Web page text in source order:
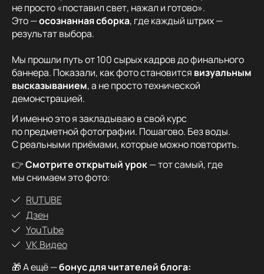
не просто «поставил свет, нажал и готово».
Это —осознанная сборка, где каждый штрих —
результат выбора.
Мы прошли путь от 100 сырых кадров до финального
баннера. Показали, как фото становится визуальным
высказыванием, а не просто технической
демонстрацией.
И именно это я закладываю в свой курс
по предметной фотографии. Пошагово. Без воды.
С реальными приёмами, которые можно повторить.
👉Смотрите открытый урок— тот самый, где
мы снимаем это фото:
RUTUBE
Дзен
YouTube
VK Видео
🎁 А ещё —бонус для читателей блога: